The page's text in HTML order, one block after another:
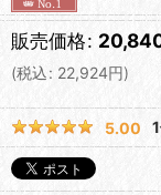
販売価格:
(税込: 22,924円)
5.00 1